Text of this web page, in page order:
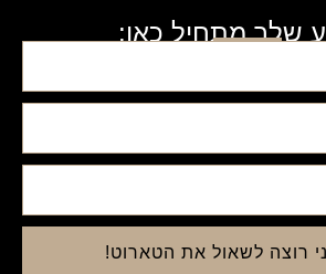
שלך מתחיל כאן:
רוצה לשאול את הטארוט!